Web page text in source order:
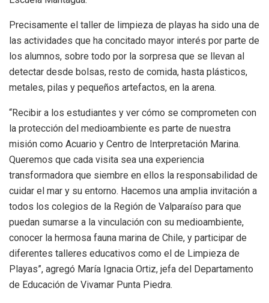
Precisamente el taller de limpieza de playas ha sido una de
las actividades que ha concitado mayor interés por parte de
los alumnos, sobre todo por la sorpresa que se llevan al
detectar desde bolsas, resto de comida, hasta plásticos,
metales, pilas y pequeños artefactos, en la arena.
“Recibir a los estudiantes y ver cómo se comprometen con
la protección del medioambiente es parte de nuestra
misión como Acuario y Centro de Interpretación Marina.
Queremos que cada visita sea una experiencia
transformadora que siembre en ellos la responsabilidad de
cuidar el mar y su entorno. Hacemos una amplia invitación a
todos los colegios de la Región de Valparaíso para que
puedan sumarse a la vinculación con su medioambiente,
conocer la hermosa fauna marina de Chile, y participar de
diferentes talleres educativos como el de Limpieza de
Playas”, agregó María Ignacia Ortiz, jefa del Departamento
de Educación de Vivamar Punta Piedra.